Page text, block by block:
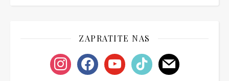
ZAPRATITE NAS
instagramfacebookyoutubetiktok mail